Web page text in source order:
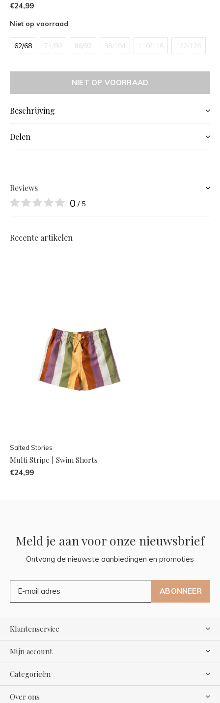
€24,99
Niet op voorraad
62/68 74/80 86/92 98/104 110/116 122/128
NIET OP VOORRAAD
Beschrijving
Delen
Reviews
0 / 5
Recente artikelen
Salted Stories
Multi Stripe | Swim Shorts
€24,99
Meld je aan voor onze nieuwsbrief
Ontvang de nieuwste aanbiedingen en promoties
ABONNEER
Klantenservice
Mijn account
Categorieën
Over ons